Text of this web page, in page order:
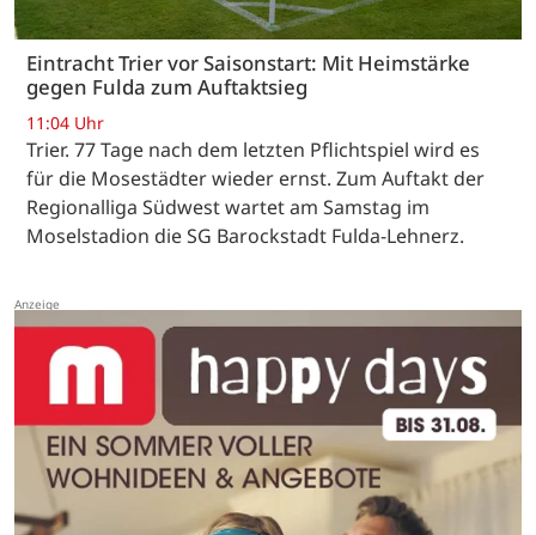
Eintracht Trier vor Saisonstart: Mit Heimstärke
gegen Fulda zum Auftaktsieg
11:04 Uhr
Trier. 77 Tage nach dem letzten Pflichtspiel wird es
für die Mosestädter wieder ernst. Zum Auftakt der
Regionalliga Südwest wartet am Samstag im
Moselstadion die SG Barockstadt Fulda-Lehnerz.